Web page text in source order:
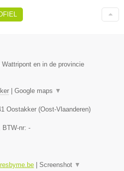
en in de provincie
Google maps ▼
Oostakker (Oost-Vlaanderen)
, BTW-nr: -
Screenshot ▼